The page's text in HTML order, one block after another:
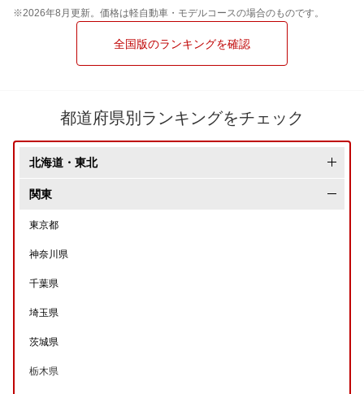
※2026年8月更新。価格は軽自動車・モデルコースの場合のものです。
全国版のランキングを確認
都道府県別ランキングをチェック
北海道・東北
北海道
青森県
岩手県
秋田県
宮城県
山形県
福島県
関東
東京都
神奈川県
千葉県
埼玉県
茨城県
栃木県